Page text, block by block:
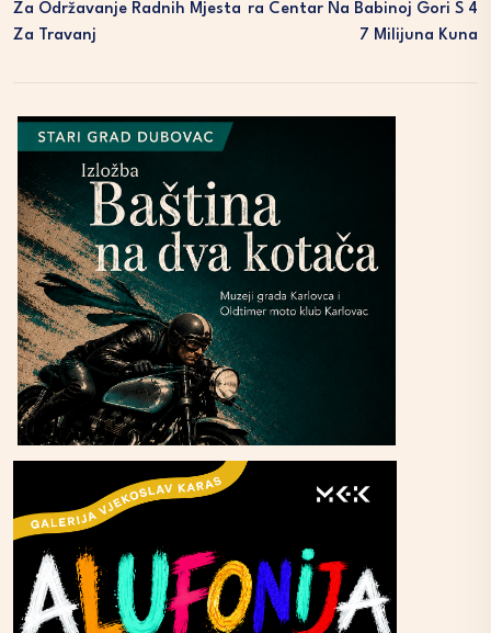
Za Održavanje Radnih Mjesta
Za Travanj
Ra Centar Na Babinoj Gori S 4
7 Milijuna Kuna